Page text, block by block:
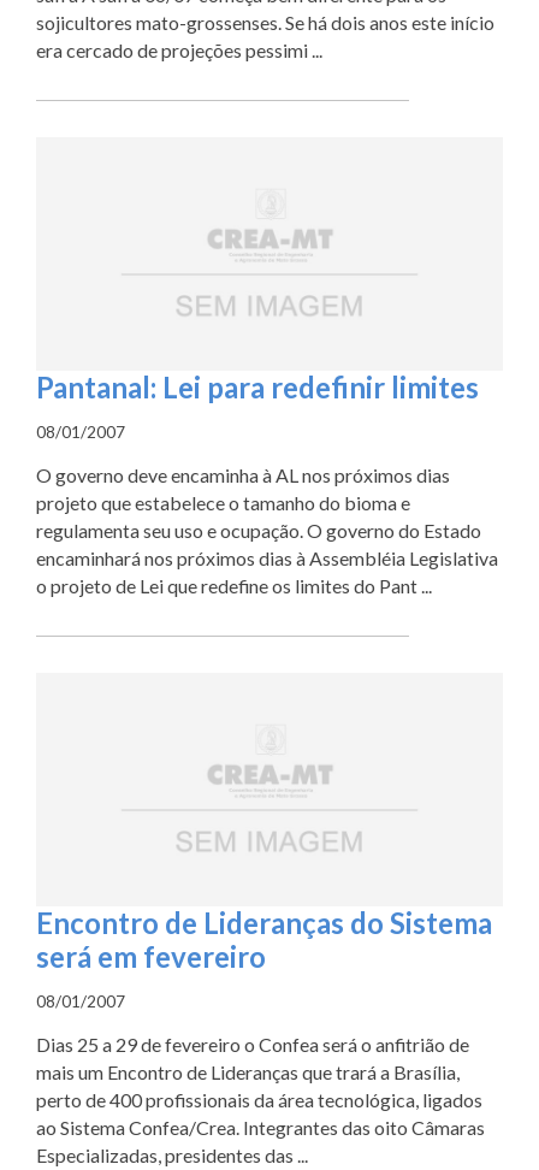
sojicultores mato-grossenses. Se há dois anos este início
era cercado de projeções pessimi ...
Pantanal: Lei para redefinir limites
08/01/2007
O governo deve encaminha à AL nos próximos dias
projeto que estabelece o tamanho do bioma e
regulamenta seu uso e ocupação. O governo do Estado
encaminhará nos próximos dias à Assembléia Legislativa
o projeto de Lei que redefine os limites do Pant ...
Encontro de Lideranças do Sistema
será em fevereiro
08/01/2007
Dias 25 a 29 de fevereiro o Confea será o anfitrião de
mais um Encontro de Lideranças que trará a Brasília,
perto de 400 profissionais da área tecnológica, ligados
ao Sistema Confea/Crea. Integrantes das oito Câmaras
Especializadas, presidentes das ...